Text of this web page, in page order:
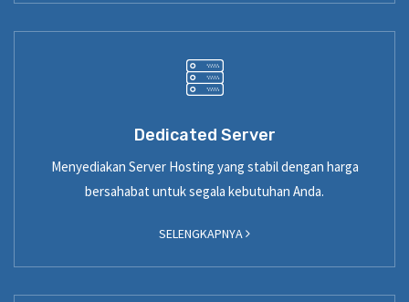
Dedicated Server
Menyediakan Server Hosting yang stabil dengan harga
bersahabat untuk segala kebutuhan Anda.
SELENGKAPNYA